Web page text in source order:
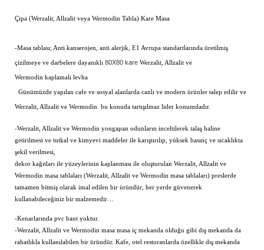
Çipa (Werzalit, Allzalit veya Wermodin Tabla) Kare Masa
-Masa tablası; Anti kanserojen, anti alerjik, E1 Avrupa standartlarında üretilmiş
çizilmeye ve darbelere dayanıklı 80X80 kare Werzalit, Allzalit ve
Wermodin kaplamalı levha
Günümüzde yapılan cafe ve sosyal alanlarda canlı ve modern ürünler talep edilir ve
Werzalit, Allzalit ve Wermodin bu konuda tartışılmaz lider konumdadır.
-Werzalit, Allzalit ve Wermodin yongapan odunların inceltilerek talaş haline
getirilmesi ve tutkal ve kimyevi maddeler ile karıştırılıp, yüksek basınç ve sıcaklıkta
şekil verilmesi,
dekor kağıtları ile yüzeylerinin kaplanması ile oluşturulan Werzalit, Allzalit ve
Wermodin masa tablaları (Werzalit, Allzalit ve Wermodin masa tablaları) preslerde
tamamen bitmiş olarak imal edilen bir üründür, her yerde güvenerek
kullanabileceğiniz bir malzemedir…
-Kenarlarında pvc bant yoktur.
-Werzalit, Allzalit ve Wermodin masa masa iç mekanda olduğu gibi dış mekanda da
rahatlıkla kullanılabilen bir üründür. Kafe, otel restoranlarda özellikle dış mekanda